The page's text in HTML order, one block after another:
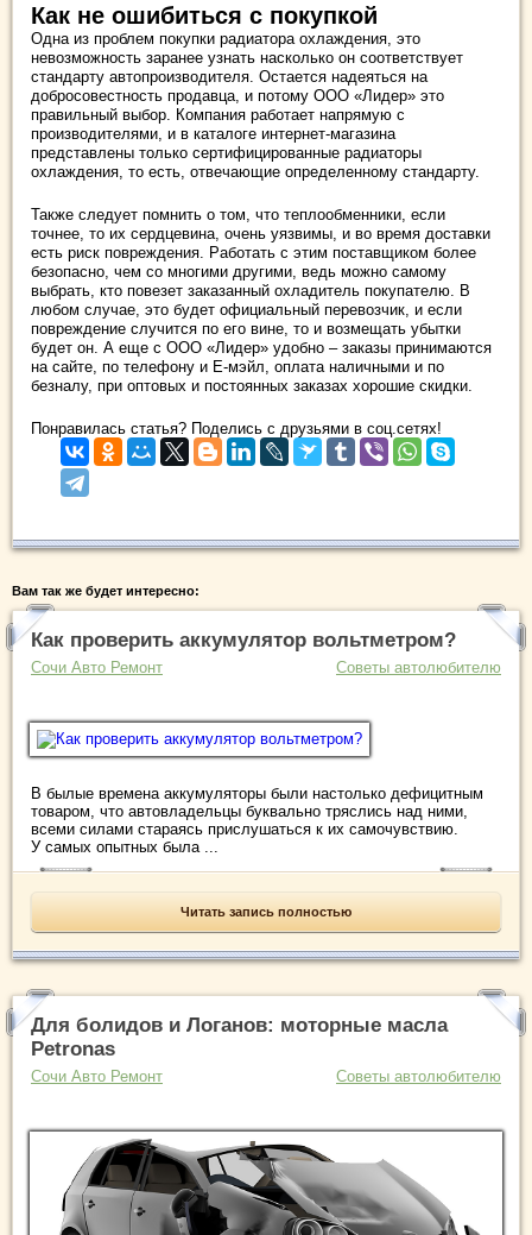
Как не ошибиться с покупкой
Одна из проблем покупки радиатора охлаждения, это
невозможность заранее узнать насколько он соответствует
стандарту автопроизводителя. Остается надеяться на
добросовестность продавца, и потому ООО «Лидер» это
правильный выбор. Компания работает напрямую с
производителями, и в каталоге интернет-магазина
представлены только сертифицированные радиаторы
охлаждения, то есть, отвечающие определенному стандарту.
Также следует помнить о том, что теплообменники, если
точнее, то их сердцевина, очень уязвимы, и во время доставки
есть риск повреждения. Работать с этим поставщиком более
безопасно, чем со многими другими, ведь можно самому
выбрать, кто повезет заказанный охладитель покупателю. В
любом случае, это будет официальный перевозчик, и если
повреждение случится по его вине, то и возмещать убытки
будет он. А еще с ООО «Лидер» удобно – заказы принимаются
на сайте, по телефону и Е-мэйл, оплата наличными и по
безналу, при оптовых и постоянных заказах хорошие скидки.
Понравилась статья? Поделись с друзьями в соц.сетях!
Вам так же будет интересно:
Как проверить аккумулятор вольтметром?
Сочи Авто Ремонт Советы автолюбителю
В былые времена аккумуляторы были настолько дефицитным
товаром, что автовладельцы буквально тряслись над ними,
всеми силами стараясь прислушаться к их самочувствию.
У самых опытных была ...
Читать запись полностью
Для болидов и Логанов: моторные масла
Petronas
Сочи Авто Ремонт Советы автолюбителю